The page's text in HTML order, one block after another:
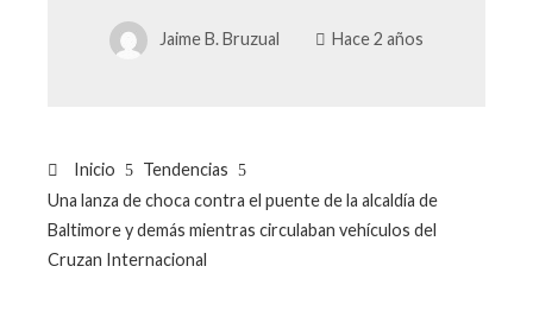
Jaime B. Bruzual Hace 2 años
Inicio
Tendencias
Una lanza de choca contra el puente de la alcaldía de
Baltimore y demás mientras circulaban vehículos del
Cruzan Internacional